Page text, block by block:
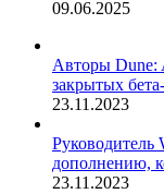
09.06.2025
Авторы Dune:
закрытых
23.11.2023
дополнению,
23.11.2023